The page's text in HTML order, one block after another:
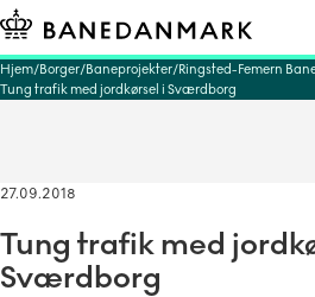
Hjem Borger Baneprojekter Ringsted-Femern
Tung trafik med jordkørsel i Sværdborg
27.09.2018
Tung trafik med
Sværdborg